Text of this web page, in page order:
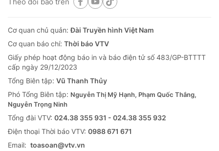
Cơ quan chủ quản:Đài Truyền hình Việt Nam
Cơ quan báo chí: Thời báo VTV
Giấy phép hoạt động báo in và báo điện tử số 483/GP-BTTTT
cấp ngày 29/12/2023
Tổng Biên tập: Vũ Thanh Thủy
Phó Tổng Biên tập: Nguyễn Thị Mỹ Hạnh, Phạm Quốc Thắng,
Nguyễn Trọng Ninh
Tổng đài VTV: 024.38 355 931 - 024.38 355 932
Ðiện thoại Thời báo VTV: 0988 671 671
Email: toasoan@vtv.vn